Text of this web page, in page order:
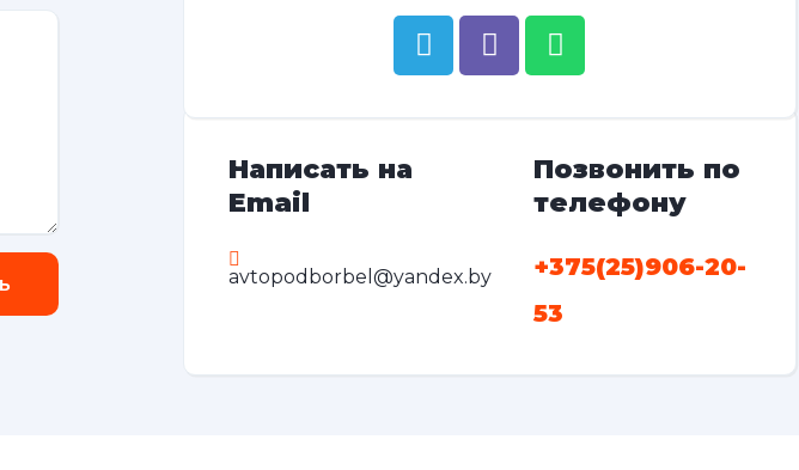
Написать на
Email
avtopodborbel@yandex.by
Позвонить по
телефону
+375(25)906-20-
53